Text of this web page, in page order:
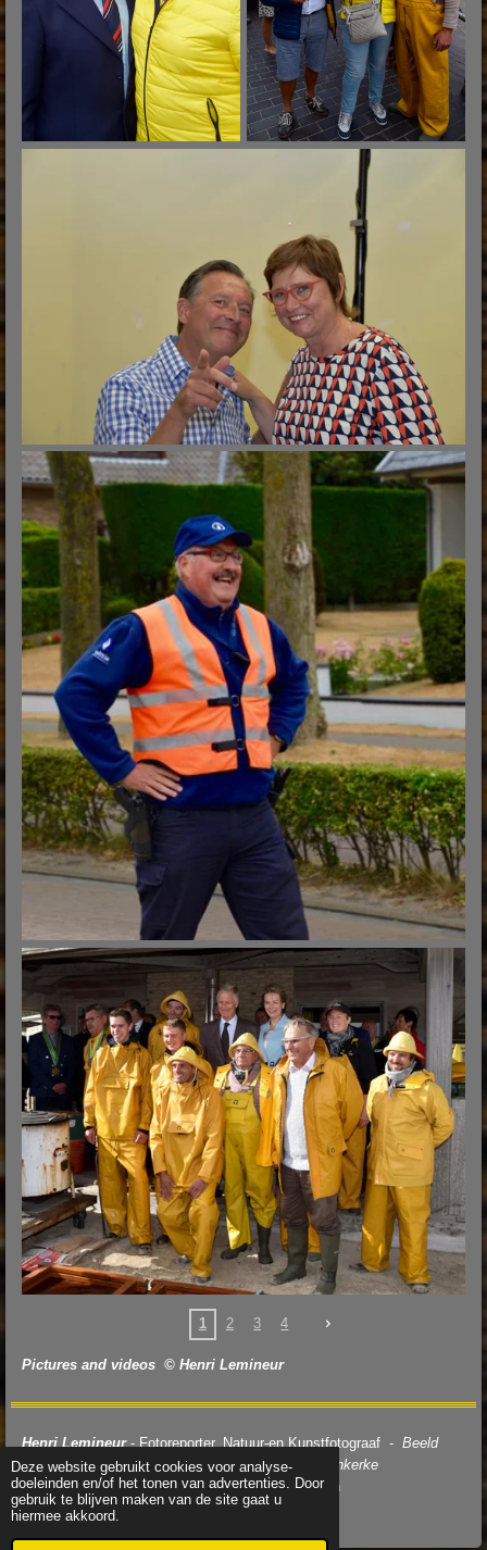
Deze website gebruikt cookies voor analyse-
doeleinden en/of het tonen van advertenties. Door
gebruik te blijven maken van de site gaat u
hiermee akkoord.
1 2 3 4
Pictures and videos © Henri Lemineur
Henri Lemineur - Fotoreporter, Natuur-en Kunstfotograaf - Beeld
Ambassadeur van de paardenvissers van Oostduinkerke
© 2023 - 2026 Oostduinkerke-Horsebackfishermen
Powered byJouwWeb